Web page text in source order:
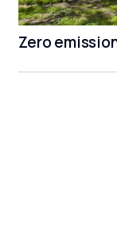
Zero